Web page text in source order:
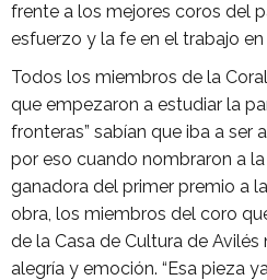
frente a los mejores coros del
esfuerzo y la fe en el trabajo en
Todos los miembros de la
que empezaron a estudiar la
fronteras” sabían que iba a ser
por eso cuando nombraron a
ganadora del primer premio a
obra, los miembros del coro
de la Casa de Cultura de
alegría y emoción. “Esa pieza